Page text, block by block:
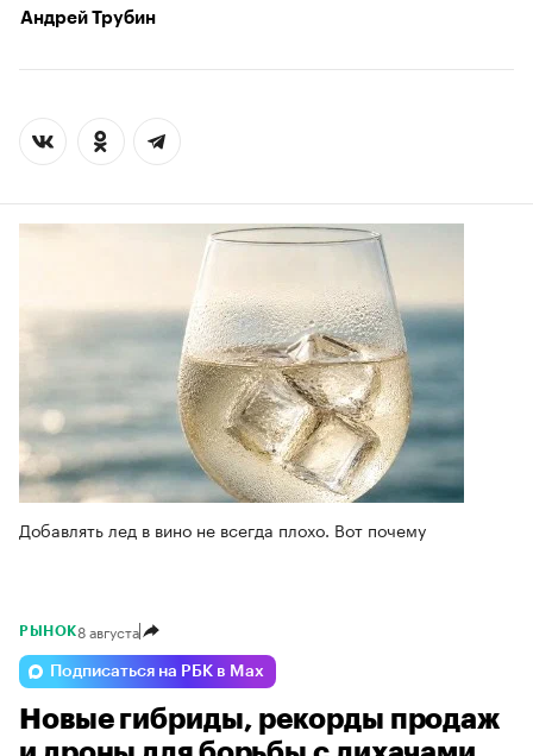
Андрей Трубин
Добавлять лед в вино не всегда плохо. Вот почему
РЫНОК8 августа
Подписаться на РБК в Max
Новые гибриды, рекорды продаж